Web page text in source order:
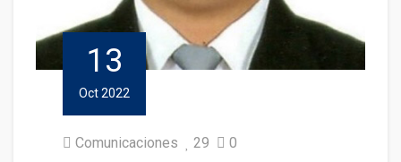
13
Oct 2022
Comunicaciones 29 0